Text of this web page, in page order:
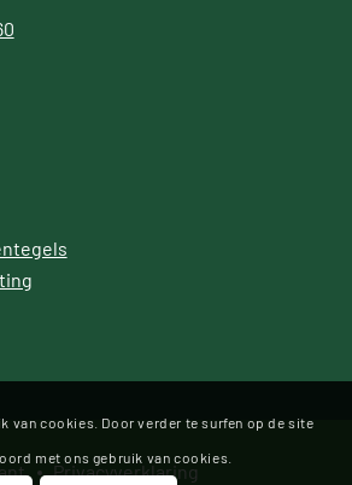
Privacyverklaring
van cookies. Door verder te surfen op de site
met ons gebruik van cookies.